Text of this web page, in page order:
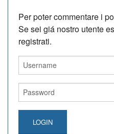
Per poter commentare i
Se sei giá nostro utente
registrati.
LOGIN